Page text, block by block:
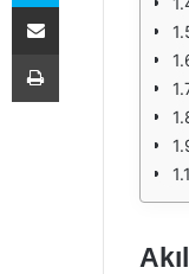
E-Posta ile paylaş